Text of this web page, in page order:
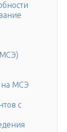
на МСЭ
с